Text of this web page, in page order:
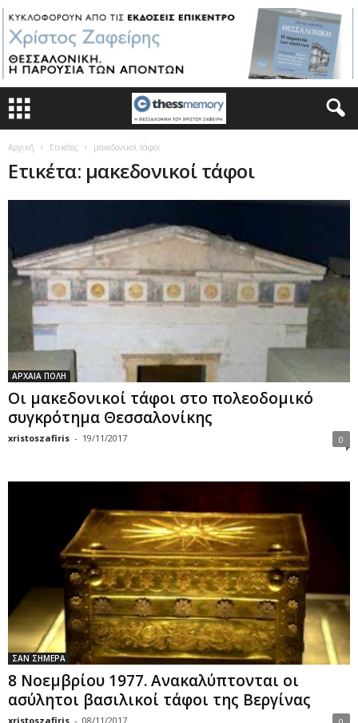
Αρχική Ετικέτες μακεδονικοί τάφοι
Ετικέτα: μακεδονικοί τάφοι
ΑΡΧΑΙΑ ΠΟΛΗ
Οι μακεδονικοί τάφοι στo πολεοδομικό
συγκρότημα Θεσσαλονίκης
xristoszafiris - 19/11/2017 0
ΣΑΝ ΣΗΜΕΡΑ
8 Νοεμβρίου 1977. Ανακαλύπτονται οι
ασύλητοι βασιλικοί τάφοι της Βεργίνας
xristoszafiris - 08/11/2017